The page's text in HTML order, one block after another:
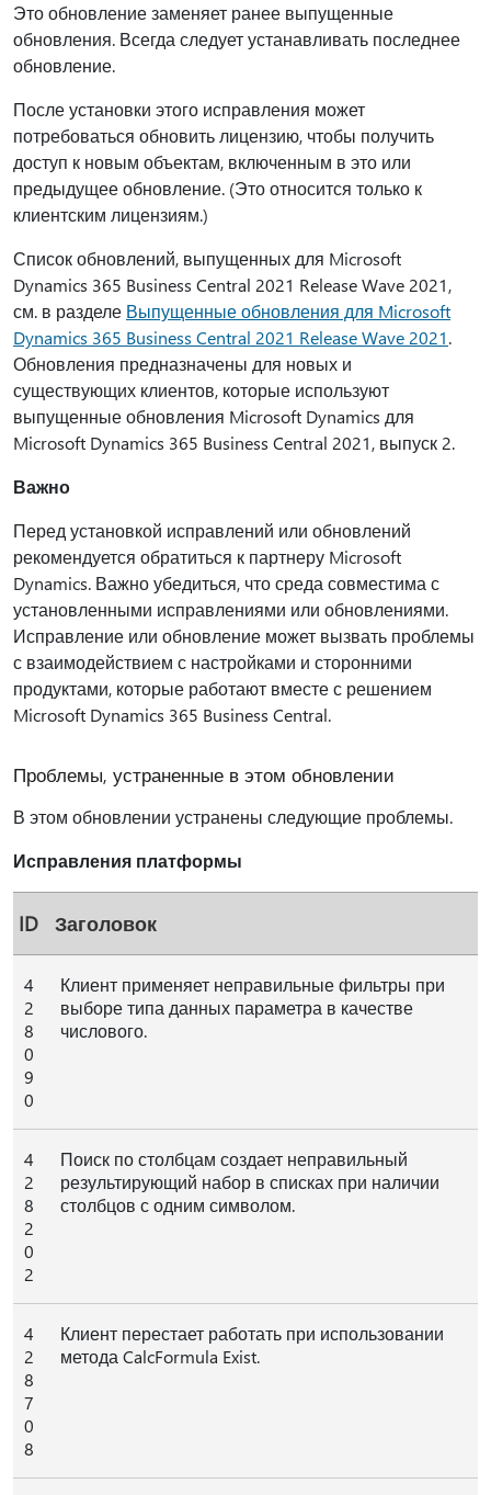
Это обновление заменяет ранее выпущенные
обновления. Всегда следует устанавливать последнее
обновление.
После установки этого исправления может
потребоваться обновить лицензию, чтобы получить
доступ к новым объектам, включенным в это или
предыдущее обновление. (Это относится только к
клиентским лицензиям.)
Список обновлений, выпущенных для Microsoft
Dynamics 365 Business Central 2021 Release Wave 2021,
см. в разделе Выпущенные обновления для Microsoft
Dynamics 365 Business Central 2021 Release Wave 2021.
Обновления предназначены для новых и
существующих клиентов, которые используют
выпущенные обновления Microsoft Dynamics для
Microsoft Dynamics 365 Business Central 2021, выпуск 2.
Важно
Перед установкой исправлений или обновлений
рекомендуется обратиться к партнеру Microsoft
Dynamics. Важно убедиться, что среда совместима с
установленными исправлениями или обновлениями.
Исправление или обновление может вызвать проблемы
с взаимодействием с настройками и сторонними
продуктами, которые работают вместе с решением
Microsoft Dynamics 365 Business Central.
Проблемы, устраненные в этом обновлении
В этом обновлении устранены следующие проблемы.
Исправления платформы
ID Заголовок
4
2
8
0
9
0
Клиент применяет неправильные фильтры при
выборе типа данных параметра в качестве
числового.
4
2
8
2
0
2
Поиск по столбцам создает неправильный
результирующий набор в списках при наличии
столбцов с одним символом.
4
2
8
7
0
8
Клиент перестает работать при использовании
метода CalcFormula Exist.